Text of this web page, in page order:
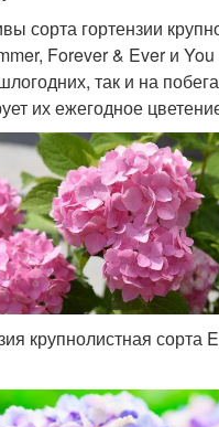
сор­та гортензии
Forever & Ever и You
так и на
их ежегодное
крупнолистная сорта